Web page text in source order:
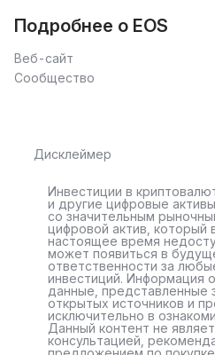
проектов. Однако для того,
внутреннюю работу, важно
в DPoS, лежащем в основе
существующие проблемы с
криптовалют. Cеть может
миллионатранзакций в секунду
параллелизацию. В то же время
она может легко остановить
манипулирующие узлыи даже
необходимости.
Децентрализация и
Подробнее о EOS
Веб-сайт
Сообщество
Дисклеймер
Инвестиции в
и другие цифровые
со значительным
цифровой актив, который
настоящее время
может появиться в
ответственности за
инвестиций. Информация
данные, представленные
открытых источников и
исключительно в
Данный контент не
консультацией,